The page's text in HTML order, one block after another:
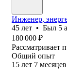
Инженер,
45 лет • Был 5
180 000 ₽
Рассматривает
Общий опыт
15 лет 7 месяцев